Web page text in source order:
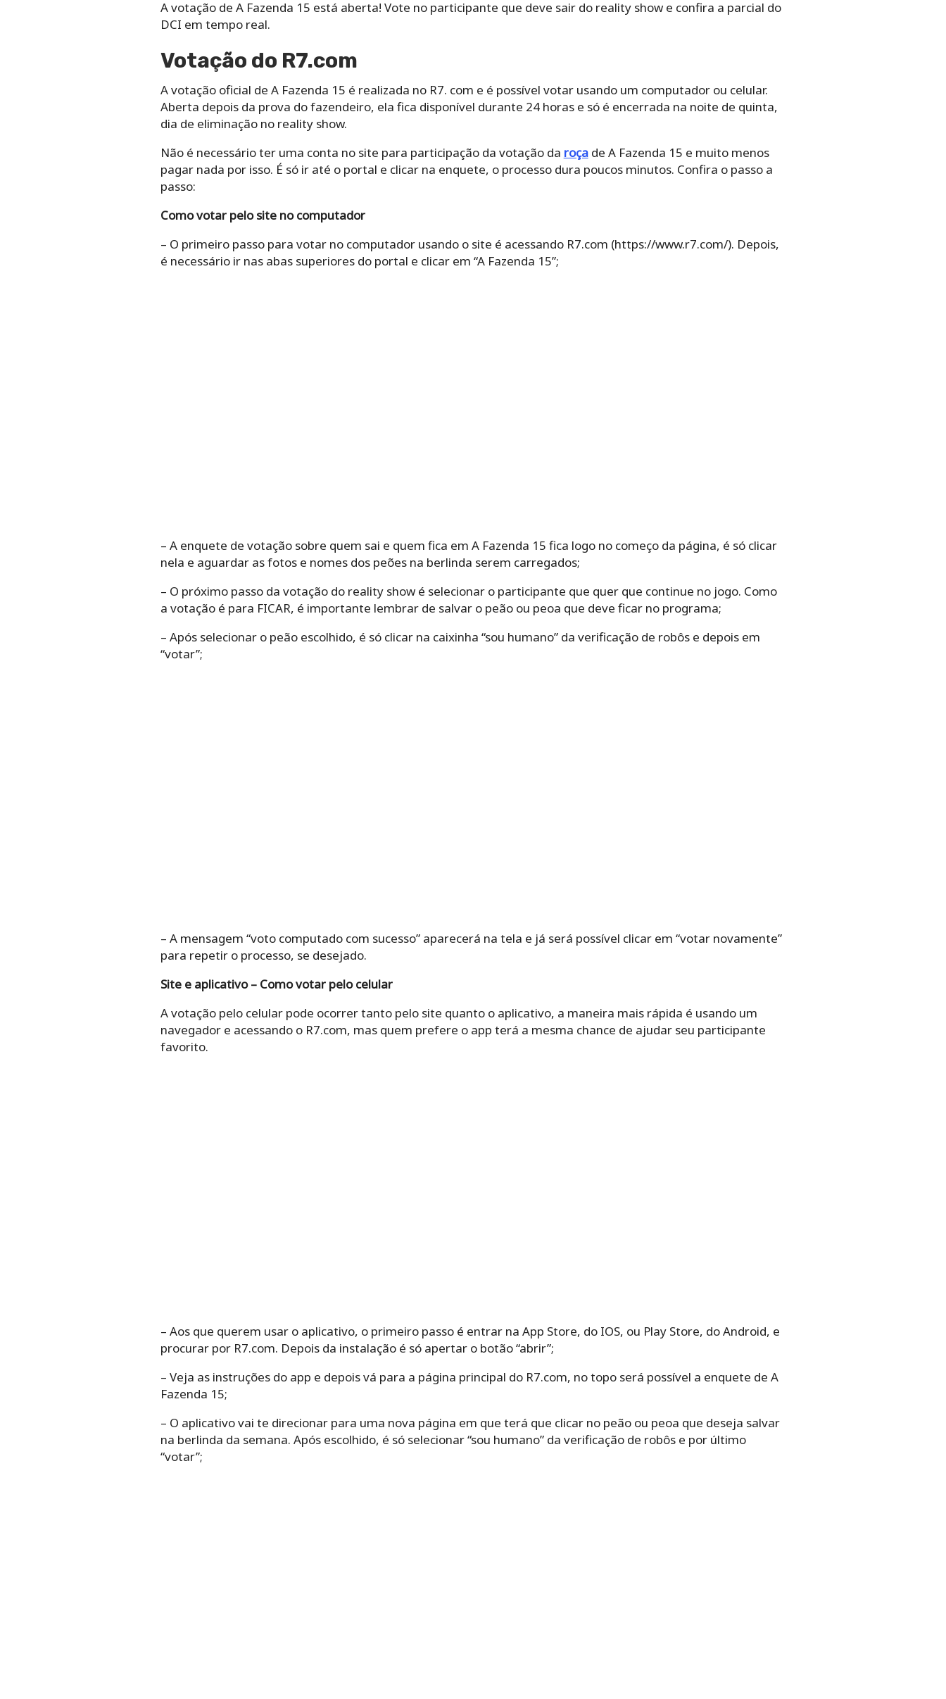
A votação de A Fazenda 15 está aberta! Vote no participante que deve sair do reality show e confira a parcial do
DCI em tempo real.
Votação do R7.com
A votação oficial de A Fazenda 15 é realizada no R7. com e é possível votar usando um computador ou celular.
Aberta depois da prova do fazendeiro, ela fica disponível durante 24 horas e só é encerrada na noite de quinta,
dia de eliminação no reality show.
Não é necessário ter uma conta no site para participação da votação da roçade A Fazenda 15 e muito menos
pagar nada por isso. É só ir até o portal e clicar na enquete, o processo dura poucos minutos. Confira o passo a
passo:
Como votar pelo site no computador
– O primeiro passo para votar no computador usando o site é acessando R7.com (https://www.r7.com/). Depois,
é necessário ir nas abas superiores do portal e clicar em “A Fazenda 15”;
– A enquete de votação sobre quem sai e quem fica em A Fazenda 15 fica logo no começo da página, é só clicar
nela e aguardar as fotos e nomes dos peões na berlinda serem carregados;
– O próximo passo da votação do reality show é selecionar o participante que quer que continue no jogo. Como
a votação é para FICAR, é importante lembrar de salvar o peão ou peoa que deve ficar no programa;
– Após selecionar o peão escolhido, é só clicar na caixinha “sou humano” da verificação de robôs e depois em
“votar”;
– A mensagem “voto computado com sucesso” aparecerá na tela e já será possível clicar em “votar novamente”
para repetir o processo, se desejado.
Site e aplicativo – Como votar pelo celular
A votação pelo celular pode ocorrer tanto pelo site quanto o aplicativo, a maneira mais rápida é usando um
navegador e acessando o R7.com, mas quem prefere o app terá a mesma chance de ajudar seu participante
favorito.
– Aos que querem usar o aplicativo, o primeiro passo é entrar na App Store, do IOS, ou Play Store, do Android, e
procurar por R7.com. Depois da instalação é só apertar o botão “abrir”;
– Veja as instruções do app e depois vá para a página principal do R7.com, no topo será possível a enquete de A
Fazenda 15;
– O aplicativo vai te direcionar para uma nova página em que terá que clicar no peão ou peoa que deseja salvar
na berlinda da semana. Após escolhido, é só selecionar “sou humano” da verificação de robôs e por último
“votar”;